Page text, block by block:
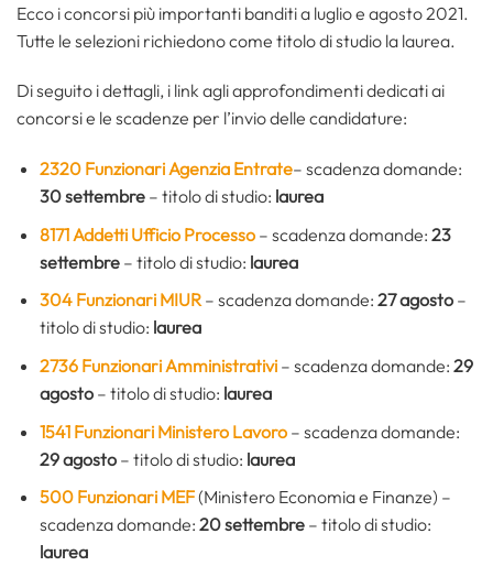
Ecco i concorsi più importanti banditi a luglio e agosto 2021.
Tutte le selezioni richiedono come titolo di studio la laurea.
Di seguito i dettagli, i link agli approfondimenti dedicati ai
concorsi e le scadenze per l’invio delle candidature:
2320 Funzionari Agenzia Entrate– scadenza domande:
30 settembre– titolo di studio: laurea
8171 Addetti Ufficio Processo – scadenza domande: 23
settembre– titolo di studio: laurea
304 Funzionari MIUR– scadenza domande: 27 agosto–
titolo di studio: laurea
2736 Funzionari Amministrativi – scadenza domande: 29
agosto – titolo di studio: laurea
1541 Funzionari Ministero Lavoro – scadenza domande:
29 agosto– titolo di studio: laurea
500 Funzionari MEF(Ministero Economia e Finanze) –
scadenza domande: 20 settembre – titolo di studio:
laurea